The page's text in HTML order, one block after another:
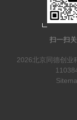
扫一扫
2026北京同德创